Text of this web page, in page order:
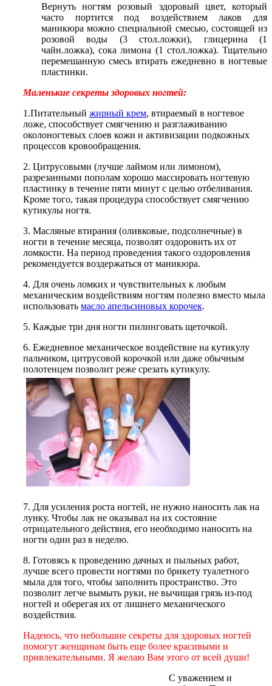
Вернуть ногтям розовый здоровый цвет, который
часто портится под воздействием лаков для
маникюра можно специальной смесью, состоящей из
розовой воды (3 стол.ложки), глицерина (1
чайн.ложка), сока лимона (1 стол.ложка). Тщательно
перемешанную смесь втирать ежедневно в ногтевые
пластинки.
Маленькие секреты здоровых ногтей:
1.Питательный жирный крем, втираемый в ногтевое
ложе, способствует смягчению и разглаживанию
околоногтевых слоев кожи и активизации подкожных
процессов кровообращения.
2. Цитрусовыми (лучше лаймом или лимоном),
разрезанными пополам хорошо массировать ногтевую
пластинку в течение пяти минут с целью отбеливания.
Кроме того, такая процедура способствует смягчению
кутикулы ногтя.
3. Масляные втирания (оливковые, подсолнечные) в
ногти в течение месяца, позволят оздоровить их от
ломкости. На период проведения такого оздоровления
рекомендуется воздержаться от маникюра.
4. Для очень ломких и чувствительных к любым
механическим воздействиям ногтям полезно вместо мыла
использовать масло апельсиновых корочек.
5. Каждые три дня ногти пилинговать щеточкой.
6. Ежедневное механическое воздействие на кутикулу
пальчиком, цитрусовой корочкой или даже обычным
полотенцем позволит реже срезать кутикулу.
7. Для усиления роста ногтей, не нужно наносить лак на
лунку. Чтобы лак не оказывал на их состояние
отрицательного действия, его необходимо наносить на
ногти один раз в неделю.
8. Готовясь к проведению дачных и пыльных работ,
лучше всего провести ногтями по брикету туалетного
мыла для того, чтобы заполнить пространство. Это
позволит легче вымыть руки, не вычищая грязь из-под
ногтей и оберегая их от лишнего механического
воздействия.
Надеюсь, что небольшие секреты для здоровых ногтей
помогут женщинам быть еще более красивыми и
привлекательными. Я желаю Вам этого от всей души!
С уважением и